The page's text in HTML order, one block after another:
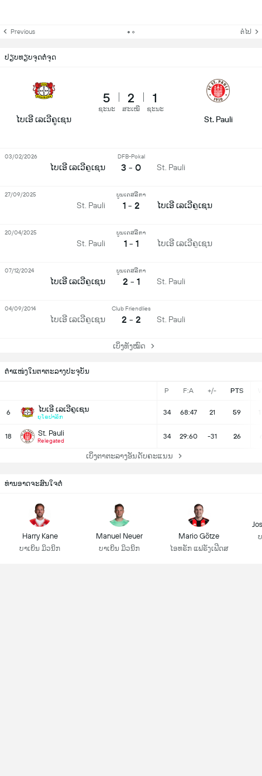
ຕຳແໜ່ງໃນຕາຕະລາງປະຈຸບັນ
P F:A +/- PTS
6 ໄບເອີ ເລເວີຄູເຊນ
ຍູໂຣປາລີກ
34 68:47 21 59
18 St. Pauli
Relegated
34 29:60 -31 26
ເບິ່ງຕາຕະລາງອັນດັບຄະແນນ
Previous ຕໍ່ໄປ
ປຽບທຽບຈຸດຕໍ່ຈຸດ
ໄບເອີ ເລເວີຄູເຊນ
5
ຊະນະ
2
ສະເໝີ
1
ຊະນະ
St. Pauli
ໄບເອີ ເລເວີຄູເຊນ
DFB-Pokal
3 - 0 St. Pauli
03/02/2026
St. Pauli
ບູນເດສລີກາ
1 - 2 ໄບເອີ ເລເວີຄູເຊນ
27/09/2025
St. Pauli
ບູນເດສລີກາ
1 - 1 ໄບເອີ ເລເວີຄູເຊນ
20/04/2025
ໄບເອີ ເລເວີຄູເຊນ
ບູນເດສລີກາ
2 - 1 St. Pauli
07/12/2024
ໄບເອີ ເລເວີຄູເຊນ
Club Friendlies
2 - 2 St. Pauli
04/09/2014
ເບິ່ງທັງໝົດ
ທ່ານອາດຈະສົນໃຈຕໍ່
Harry Kane
ບາເຍິນ ມິວນິກ
Manuel Neuer
ບາເຍິນ ມິວນິກ
Mario Götze
ໄອທຣັກ ແຟຣັງເຟີດສ